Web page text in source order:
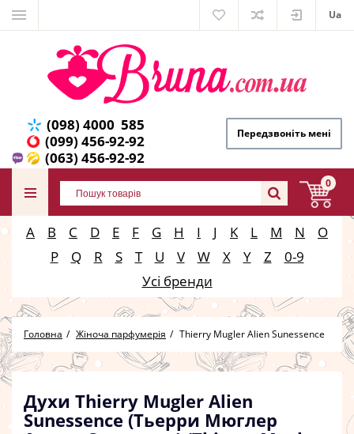
Ua
(098) 4000 585
(099) 456-92-92
(063) 456-92-92
Передзвоніть мені
0
A B C D E F G H I J K L M N
O
P
Q R S T U V W X Y Z
0-9
Усі бренди
Головна Жіноча парфумерія Thierry Mugler Alien Sunessence
Духи Thierry Mugler Alien
Sunessence (Тьерри Мюглер